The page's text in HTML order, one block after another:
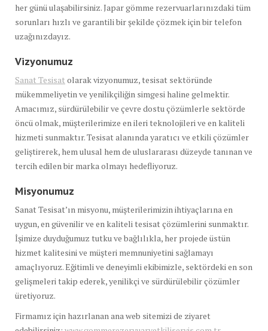
her günü ulaşabilirsiniz. Japar gömme rezervuarlarınızdaki tüm
sorunları hızlı ve garantili bir şekilde çözmek için bir telefon
uzağınızdayız.
Vizyonumuz
Sanat Tesisat olarak vizyonumuz, tesisat sektöründe
mükemmeliyetin ve yenilikçiliğin simgesi haline gelmektir.
Amacımız, sürdürülebilir ve çevre dostu çözümlerle sektörde
öncü olmak, müşterilerimize en ileri teknolojileri ve en kaliteli
hizmeti sunmaktır. Tesisat alanında yaratıcı ve etkili çözümler
geliştirerek, hem ulusal hem de uluslararası düzeyde tanınan ve
tercih edilen bir marka olmayı hedefliyoruz.
Misyonumuz
Sanat Tesisat’ın misyonu, müşterilerimizin ihtiyaçlarına en
uygun, en güvenilir ve en kaliteli tesisat çözümlerini sunmaktır.
İşimize duyduğumuz tutku ve bağlılıkla, her projede üstün
hizmet kalitesini ve müşteri memnuniyetini sağlamayı
amaçlıyoruz. Eğitimli ve deneyimli ekibimizle, sektördeki en son
gelişmeleri takip ederek, yenilikçi ve sürdürülebilir çözümler
üretiyoruz.
Firmamız için hazırlanan ana web sitemizi de ziyaret